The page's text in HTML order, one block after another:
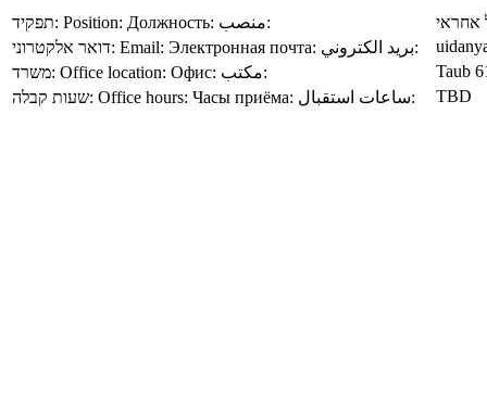
תפקיד: Position: Должность: منصب:
אחראי
דואר אלקטרוני: Email: Электронная почта: بريد الكتروني:
משרד: Office location: Офис: مكتب:
Taub
שעות קבלה: Office hours: Часы приёма: ساعات استقبال: TBD